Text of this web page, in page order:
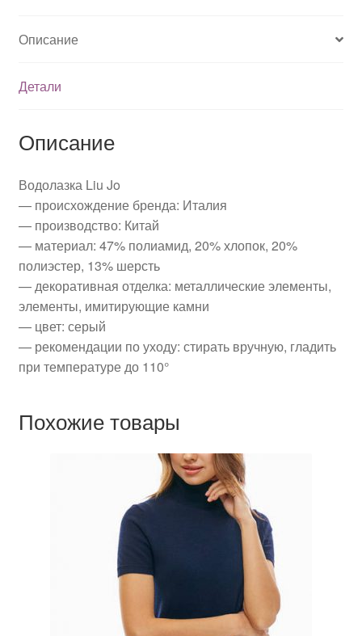
Описание
Детали
Описание
Водолазка Liu Jo
— происхождение бренда: Италия
— производство: Китай
— материал: 47% полиамид, 20% хлопок, 20%
полиэстер, 13% шерсть
— декоративная отделка: металлические элементы,
элементы, имитирующие камни
— цвет: серый
— рекомендации по уходу: стирать вручную, гладить
при температуре до 110°
Похожие товары